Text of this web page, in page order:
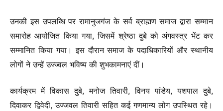
उनकी इस उपलब्धि पर रामानुजगंज के सर्व ब्राह्मण समाज द्वारा सम्मान
समारोह आयोजित किया गया, जिसमें श्रेष्ठा दुबे को अंगवस्त्र भेंट कर
सम्मानित किया गया। इस दौरान समाज के पदाधिकारियों और स्थानीय
लोगों ने उन्हें उज्ज्वल भविष्य की शुभकामनाएं दीं।
कार्यक्रम में विकास दुबे, मनोज तिवारी, विनय पांडेय, यशपाल दुबे,
दिवाकर द्विवेदी, उज्जवल तिवारी सहित कई गणमान्य लोग उपस्थित रहे।